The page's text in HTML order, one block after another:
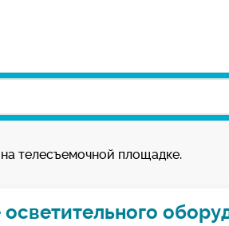
телесъемочной площадке.